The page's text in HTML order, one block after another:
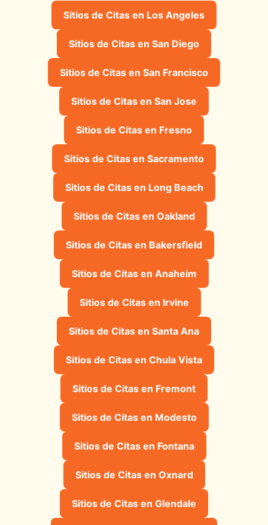
Sitios de Citas en Los Angeles
Sitios de Citas en San Diego
Sitios de Citas en San Francisco
Sitios de Citas en San Jose
Sitios de Citas en Fresno
Sitios de Citas en Sacramento
Sitios de Citas en Long Beach
Sitios de Citas en Oakland
Sitios de Citas en Bakersfield
Sitios de Citas en Anaheim
Sitios de Citas en Irvine
Sitios de Citas en Santa Ana
Sitios de Citas en Chula Vista
Sitios de Citas en Fremont
Sitios de Citas en Modesto
Sitios de Citas en Fontana
Sitios de Citas en Oxnard
Sitios de Citas en Glendale